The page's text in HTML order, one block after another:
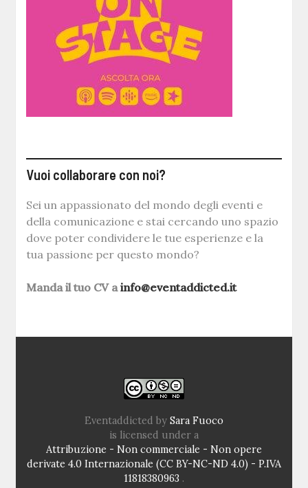
Vuoi collaborare con noi?
Sei un appassionato del mondo degli eventi e
della comunicazione e stai cercando uno spazio
dove poter condividere le tue esperienze e la
tua passione per questo mondo?
Manda il tuo CV ainfo@eventaddicted.it
Eventaddicted by Sara Fuoco
is licensed under a
Attribuzione - Non commerciale - Non opere
derivate 4.0 Internazionale (CC BY-NC-ND 4.0) - P.IVA
11818380963 .